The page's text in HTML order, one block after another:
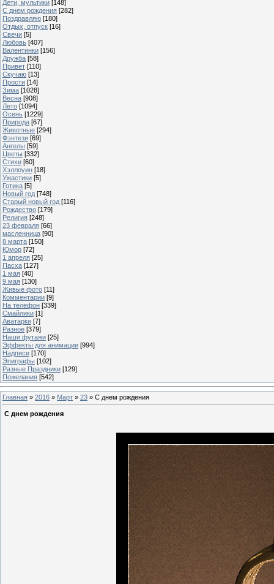
Дети, мультики [148]
С днем рождения [282]
Поздравляю [180]
Отдых, отпуск [16]
Свечи [5]
Любовь [407]
Валентинки [156]
Дружба [58]
Привет [110]
Скучаю [13]
Прости [14]
Зима [1028]
Весна [908]
Лето [1094]
Осень [1229]
Природа [67]
Животные [294]
Фэнтези [69]
Ангелы [59]
Цветы [332]
Стихи [60]
Хэллоуин [18]
Ужастики [5]
Готика [5]
Новый год [748]
Старый новый год [116]
Рождество [179]
Религия [248]
23 февраля [66]
масленница [90]
8 марта [150]
Юмор [72]
1 апреля [25]
Пасха [127]
1 мая [40]
9 мая [130]
Живые фото [11]
Комментарии [9]
На телефон [339]
Смайлики [1]
Аватарки [7]
Разное [379]
Наши футажи [25]
Эффекты для анимации [994]
Надписи [170]
Эпиграфы [102]
Разные Праздники [129]
Пожелания [542]
Главная » 2016 » Март » 23 » С днем рождения
С днем рождения